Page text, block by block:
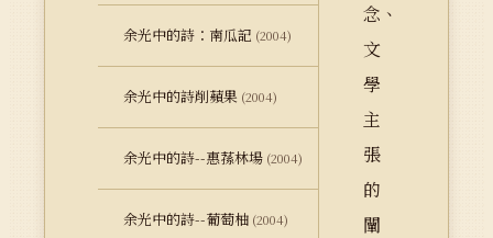
余光中的詩：南瓜記 (2004)
余光中的詩削蘋果 (2004)
余光中的詩--惠蓀林場 (2004)
余光中的詩--葡萄柚 (2004)
念、
文
學
主
張
的
闡